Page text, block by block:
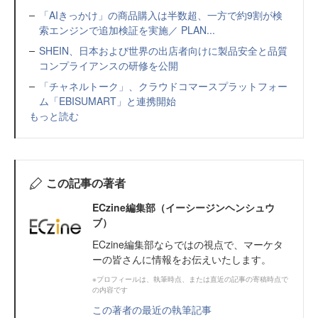
「AIきっかけ」の商品購入は半数超、一方で約9割が検
索エンジンで追加検証を実施／ PLAN...
SHEIN、日本および世界の出店者向けに製品安全と品質
コンプライアンスの研修を公開
「チャネルトーク」、クラウドコマースプラットフォー
ム「EBISUMART」と連携開始
もっと読む
この記事の著者
ECzine編集部（イーシージンヘンシュウ
ブ）
ECzine編集部ならではの視点で、マーケタ
ーの皆さんに情報をお伝えいたします。
※プロフィールは、執筆時点、または直近の記事の寄稿時点で
の内容です
この著者の最近の執筆記事